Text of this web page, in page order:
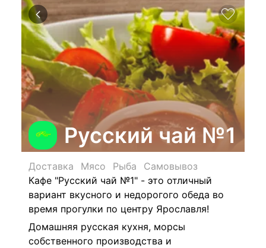
Русский чай №1
Доставка Мясо Рыба
Самовывоз
Кафе "Русский чай №1" - это отличный
вариант вкусного и недорогого обеда во
время прогулки по центру Ярославля!
Домашняя русская кухня, морсы
собственного производства и